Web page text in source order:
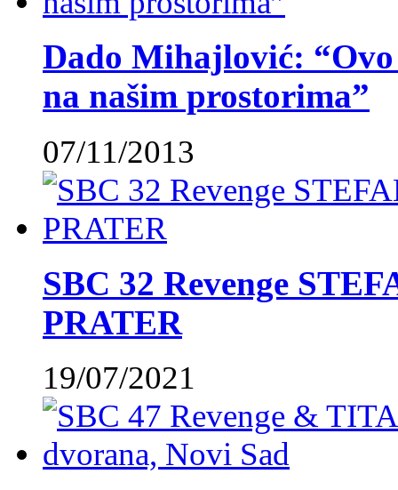
Dado Mihajlović:
na našim prostorima”
07/11/2013
SBC 32 Revenge
PRATER
19/07/2021